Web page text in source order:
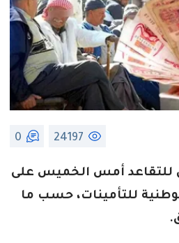
24197
0
للتقاعد أمس الخميس على
للتأمينات، حسب ما